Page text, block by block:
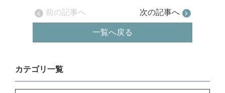
前の記事へ 次の記事へ
一覧へ戻る
カテゴリ一覧